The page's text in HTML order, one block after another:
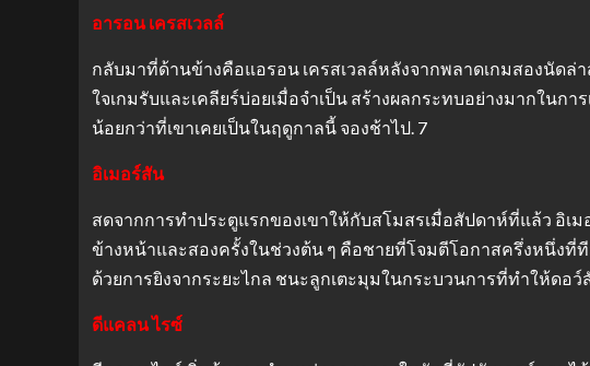
อารอน เครสเวลล์
กลับมาที่ด้านข้างคือแอรอน เครสเวลล์หลังจากพลาดเกมสองนัด
ใจเกมรับและเคลียร์บ่อยเมื่อจำเป็น สร้างผลกระทบอย่างมากใน
น้อยกว่าที่เขาเคยเป็นในฤดูกาลนี้ จองช้าไป. 7
อิเมอร์สัน
สดจากการทำประตูแรกของเขาให้กับสโมสรเมื่อสัปดาห์ที่แล้ว อิเ
ข้างหน้าและสองครั้งในช่วงต้น ๆ คือชายที่โจมตีโอกาสครึ่งหนึ่งที่
ด้วยการยิงจากระยะไกล ชนะลูกเตะมุมในกระบวนการที่ทำให้ดอว์
ดีแคลน ไรซ์